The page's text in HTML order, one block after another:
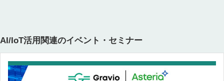
AI/IoT活用関連のイベント・セミナー